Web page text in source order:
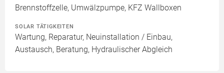
Brennstoffzelle, Umwälzpumpe, KFZ Wallboxen
SOLAR TÄTIGKEITEN
Wartung, Reparatur, Neuinstallation / Einbau,
Austausch, Beratung, Hydraulischer Abgleich